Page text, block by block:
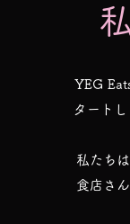
YEG
タート
私たち
食店さ